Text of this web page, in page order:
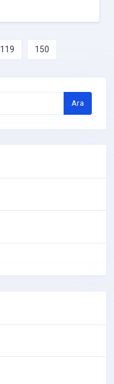
119 150
Ara